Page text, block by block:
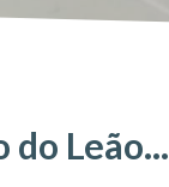
Leão...